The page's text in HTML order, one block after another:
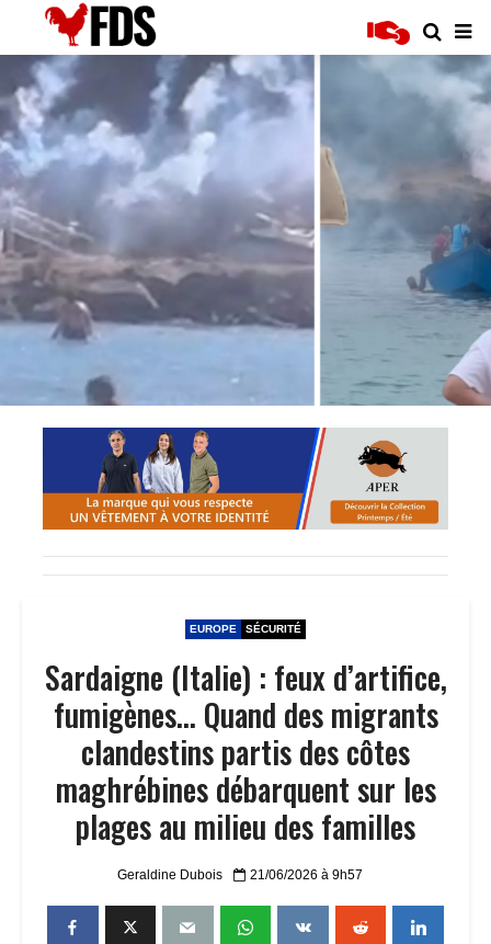
EUROPE SÉCURITÉ
Sardaigne (Italie) : feux d’artifice,
fumigènes… Quand des migrants
clandestins partis des côtes
maghrébines débarquent sur les
plages au milieu des familles
Geraldine Dubois 21/06/2026 à 9h57